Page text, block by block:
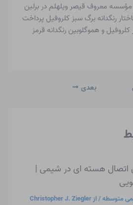
مدیر مؤسسه معروف قیصر ویلهلم در برلین
رنگدانه برگ سبز کلروفیل پرداخت
و هموگلوبین رنگدانه قرمز
بعدی
اتصال هسته ای در شیمی |
متوسطه/ ازChristopher J. Ziegler